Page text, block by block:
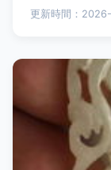
更新時間：